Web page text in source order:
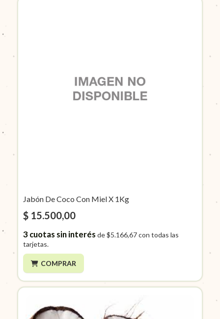
Jabón De Coco Con Miel X 1Kg
$ 15.500,00
3cuotas sin interés de$5.166,67con todas las
tarjetas.
COMPRAR